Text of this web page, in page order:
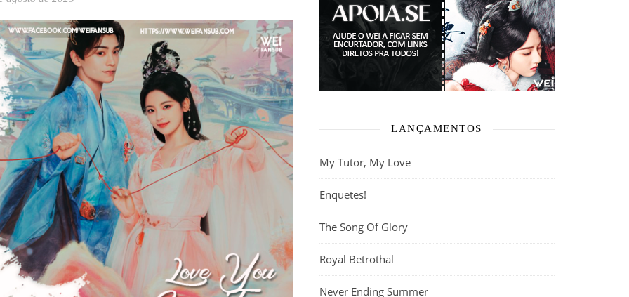
LANÇAMENTOS
My Tutor, My Love
Enquetes!
The Song Of Glory
Royal Betrothal
Never Ending Summer